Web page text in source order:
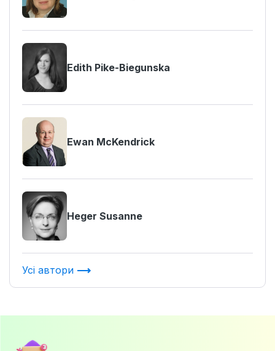
Edith Pike-Biegunska
Ewan McKendrick
Heger Susanne
Усі автори